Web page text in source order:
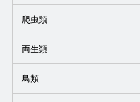
爬虫類
両生類
鳥類